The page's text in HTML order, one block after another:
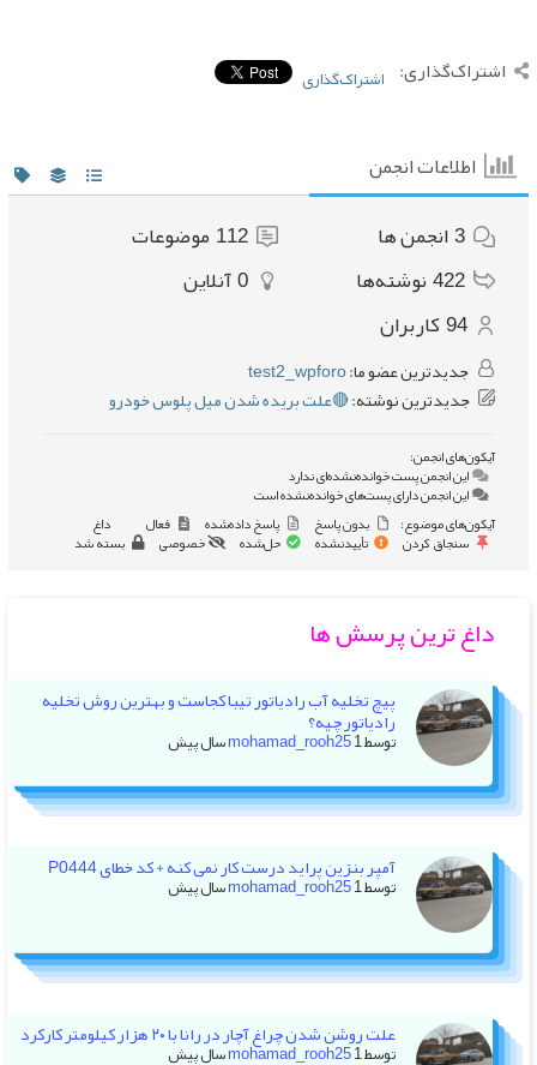
اشتراک‌گذاری: اشتراک‌گذاری
اطلاعات انجمن
3 انجمن ها 112موضوعات
422نوشته‌ها 0 آنلاین
94 کاربران
جدیدترین عضو ما:test2_wpforo
جدیدترین نوشته:🔴علت بریده شدن میل پلوس خودرو
آیکون‌های انجمن:
این انجمن پست خوانده‌نشده‌ای ندارد
این انجمن دارای پست‌های خوانده‌نشده است
آیکون‌های موضوع:
بدون پاسخ پاسخ داده‌شده فعال
سنجاق کردن تأییدنشده حل‌شده خصوصی بسته شد
داغ ترین پرسش ها
پیچ تخلیه آب رادیاتور تیبا کجاست و بهترین روش تخلیه
رادیاتور چیه؟
توسط mohamad_rooh251 سال پیش
آمپر بنزین پراید درست کار نمی کنه + کد خطای P0444
توسط mohamad_rooh251 سال پیش
علت روشن شدن چراغ آچار در رانا با ۲۰ هزار کیلومتر کارکرد
توسط mohamad_rooh251 سال پیش